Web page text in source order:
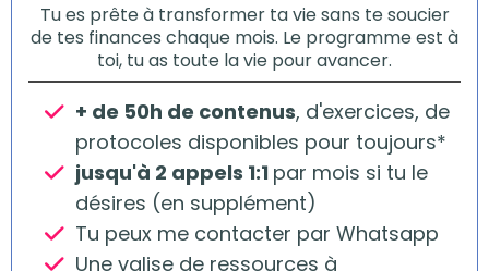
Tu es prête à transformer ta vie sans te soucier
de tes finances chaque mois. Le programme est à
toi, tu as toute la vie pour avancer.
+ de 50h de contenus, d'exercices, de
protocoles disponibles pour toujours*
jusqu'à 2 appels 1:1 par mois si tu le
désires (en supplément)
Tu peux me contacter par Whatsapp
Une valise de ressources à